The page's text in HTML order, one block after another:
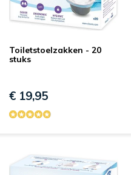
Toiletstoelzakken - 20
stuks
€ 19,95